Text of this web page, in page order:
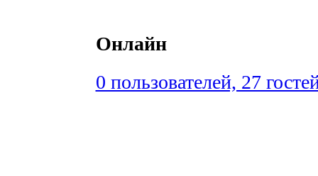
Онлайн
0 пользователей, 27